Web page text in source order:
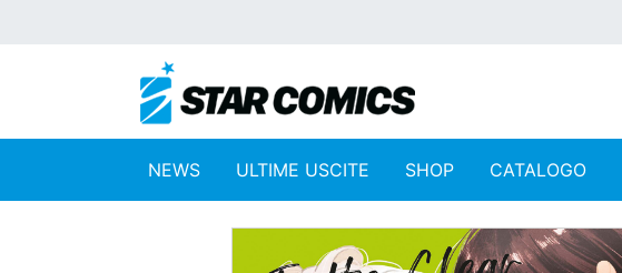
NEWS ULTIME USCITE SHOP CATALOGO